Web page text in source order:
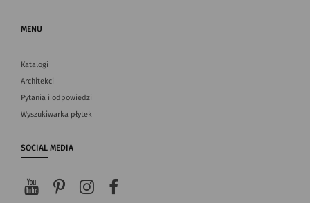
MENU
Katalogi
Architekci
Pytania i odpowiedzi
Wyszukiwarka płytek
SOCIAL MEDIA